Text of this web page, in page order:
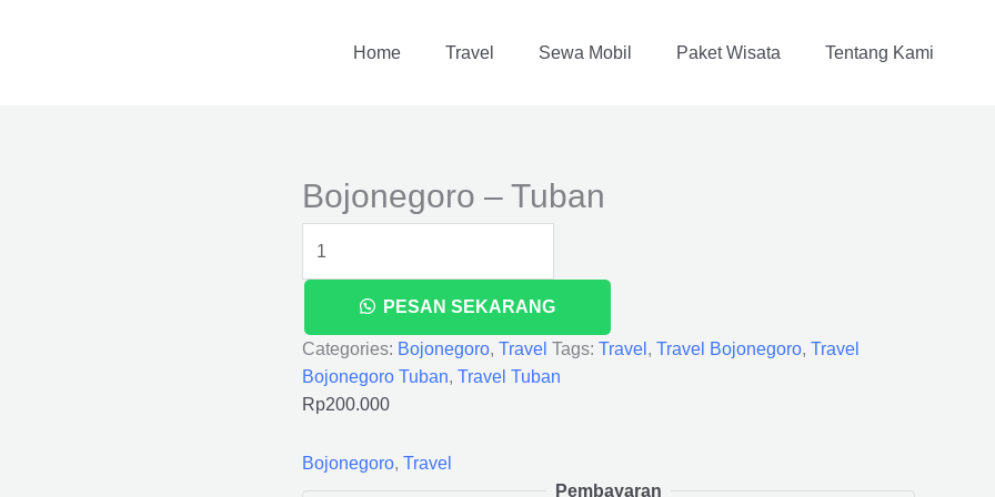
Home Travel Sewa Mobil Paket Wisata Tentang Kami
Bojonegoro – Tuban
PESAN SEKARANG
Categories: Bojonegoro, Travel Tags: Travel , Travel Bojonegoro, Travel
Bojonegoro Tuban, Travel Tuban
Rp200.000
Bojonegoro, Travel
Pembayaran